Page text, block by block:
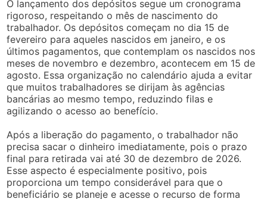
O lançamento dos depósitos segue um cronograma
rigoroso, respeitando o mês de nascimento do
trabalhador. Os depósitos começam no dia 15 de
fevereiro para aqueles nascidos em janeiro, e os
últimos pagamentos, que contemplam os nascidos nos
meses de novembro e dezembro, acontecem em 15 de
agosto. Essa organização no calendário ajuda a evitar
que muitos trabalhadores se dirijam às agências
bancárias ao mesmo tempo, reduzindo filas e
agilizando o acesso ao benefício.
Após a liberação do pagamento, o trabalhador não
precisa sacar o dinheiro imediatamente, pois o prazo
final para retirada vai até 30 de dezembro de 2026.
Esse aspecto é especialmente positivo, pois
proporciona um tempo considerável para que o
beneficiário se planeje e acesse o recurso de forma